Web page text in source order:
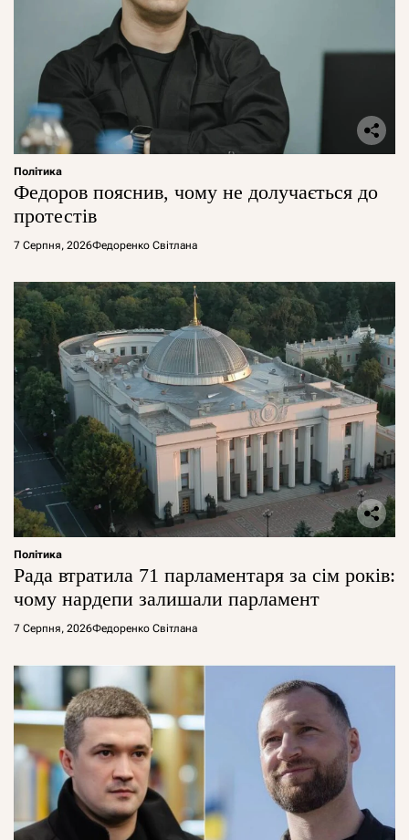
Політика
Федоров пояснив, чому не долучається до
протестів
7 Серпня, 2026Федоренко Світлана
Політика
Рада втратила 71 парламентаря за сім років:
чому нардепи залишали парламент
7 Серпня, 2026Федоренко Світлана